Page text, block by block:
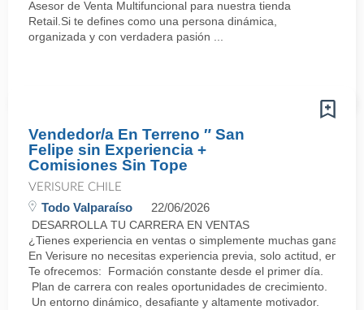
Asesor de Venta Multifuncional para nuestra tienda
Retail.Si te defines como una persona dinámica,
organizada y con verdadera pasión ...
Vendedor/a En Terreno ″ San
Felipe sin Experiencia +
Comisiones Sin Tope
VERISURE CHILE
Todo Valparaíso 22/06/2026
DESARROLLA TU CARRERA EN VENTAS
¿Tienes experiencia en ventas o simplemente muchas ganas
En Verisure no necesitas experiencia previa, solo actitud,
Te ofrecemos: Formación constante desde el primer día.
Plan de carrera con reales oportunidades de crecimiento.
Un entorno dinámico, desafiante y altamente motivador.